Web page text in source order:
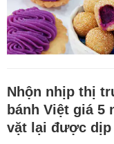
Nhộn nhịp thị
bánh Việt giá 5
vặt lại được